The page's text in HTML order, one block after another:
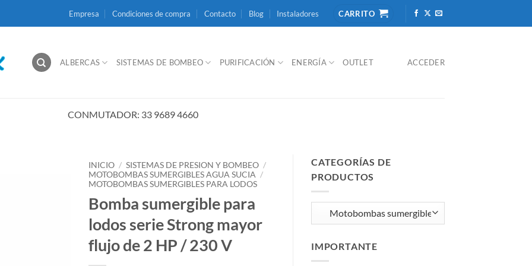
Empresa Condiciones de compra Contacto Blog Instaladores CARRITO
ALBERCAS SISTEMAS DE BOMBEO PURIFICACIÓN ENERGÍA OUTLET ACCEDER
CONMUTADOR: 33 9689 4660
INICIO / SISTEMAS DE PRESION Y BOMBEO /
MOTOBOMBAS SUMERGIBLES AGUA SUCIA /
MOTOBOMBAS SUMERGIBLES PARA LODOS
Bomba sumergible para
lodos serie Strong mayor
flujo de 2 HP / 230 V
CATEGORÍAS DE
PRODUCTOS
IMPORTANTE